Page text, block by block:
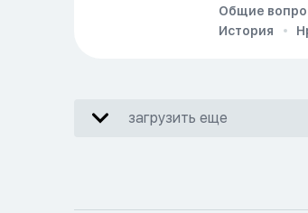
Общие
История
загрузить еще